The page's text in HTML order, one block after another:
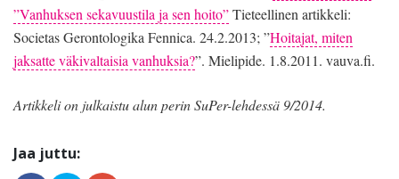
”Vanhuksen sekavuustila ja sen hoito”Tieteellinen artikkeli:
Societas Gerontologika Fennica. 24.2.2013; ”Hoitajat, miten
jaksatte väkivaltaisia vanhuksia?”. Mielipide. 1.8.2011. vauva.fi.
Artikkeli on julkaistu alun perin SuPer-lehdessä 9/2014.